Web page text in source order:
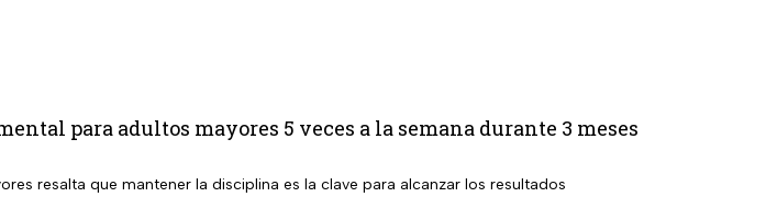
para adultos mayores 5 veces a la semana durante 3 meses
resalta que mantener la disciplina es la clave para alcanzar los resultados